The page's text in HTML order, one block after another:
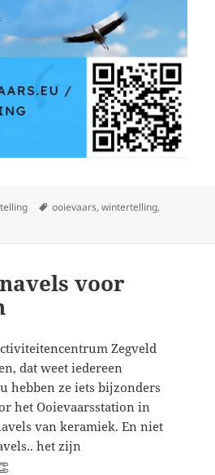
Tags
ooievaars,wintertelling,
voor
Zegveld
dat weet iedereen
hebben ze iets bijzonders
het Ooievaarsstation in
van keramiek. En niet
het zijn